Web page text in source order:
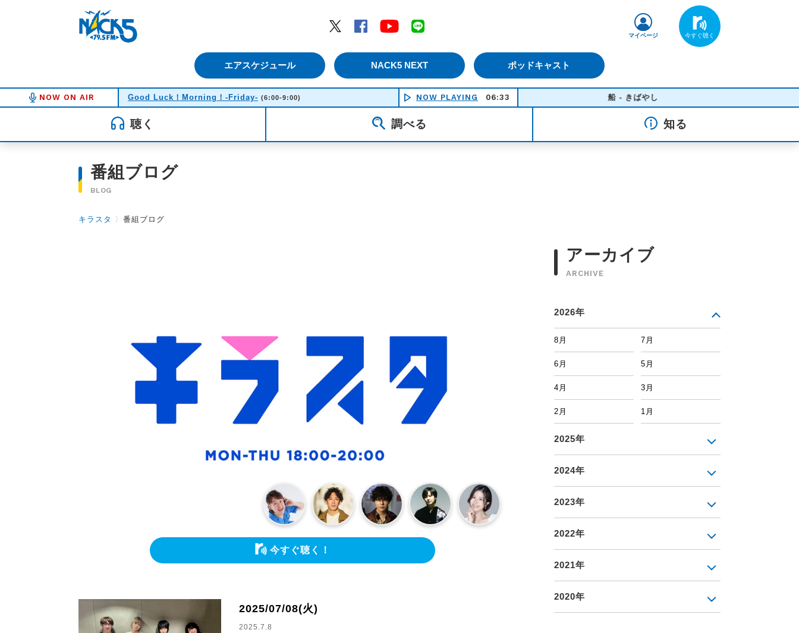
Twitter
Facebook YouTube
エアスケジュール NACK5 NEXT ポッドキャスト
マイページ
NOW ON AIR Good Luck！Morning！-Friday- (6:00-9:00) NOW PLAYING 06:33 船 - きばやし
聴く 調べる 知る
番組ブログ
BLOG
キラスタ 〉 番組ブログ
今すぐ聴く！
2025/07/08(火)
2025.7.8
アーカイブ
ARCHIVE
2026年
8月 7月
6月 5月
4月 3月
2月 1月
2025年
2024年
2023年
2022年
2021年
2020年